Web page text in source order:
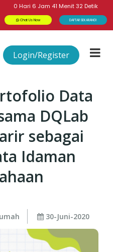
0 Hari 6 Jam 41 Menit32Detik
Chat Us Now DAFTAR SEKARANG!
Login/Register
Data
DQLab
sebagai
Idaman
30-Juni-2020